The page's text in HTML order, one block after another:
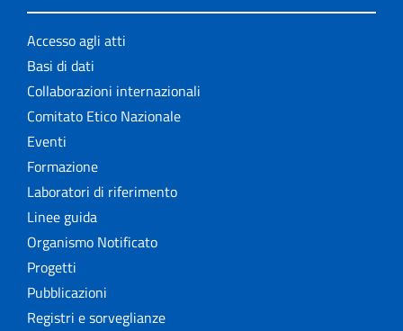
Accesso agli atti
Basi di dati
Collaborazioni internazionali
Comitato Etico Nazionale
Eventi
Formazione
Laboratori di riferimento
Linee guida
Organismo Notificato
Progetti
Pubblicazioni
Registri e sorveglianze